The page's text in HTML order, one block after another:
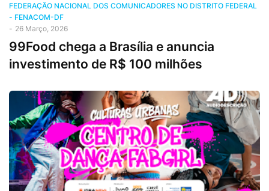
FEDERAÇÃO NACIONAL DOS COMUNICADORES NO DISTRITO FEDERAL
- FENACOM-DF
- 26 Março, 2026
99Food chega a Brasília e anuncia
investimento de R$ 100 milhões